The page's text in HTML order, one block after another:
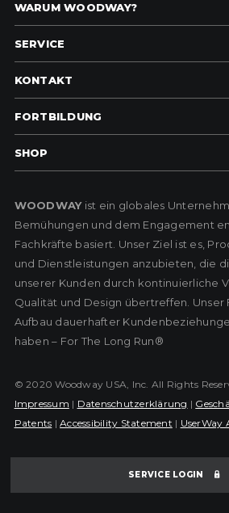
WARUM WOODWAY?
SERVICE
KONTAKT
FORTBILDUNG
SHOP
WOODWAYist ein globales
Bemühungen und dem Engagement
Fachkräfte basiert. Unser Ziel ist es,
und Dienstleistungen anzubieten, die
unserer Kunden durch kontinuierliche
Qualität und Design übertreffen. Unser
Aufbau dauerhafter
haben – For The Long Run®
© 2020 Woodway USA, Inc. All Rights
Impressum | Datenschutzerklärung |
Patents |Accessibility Statement | UserWay
SERVICE LOGIN